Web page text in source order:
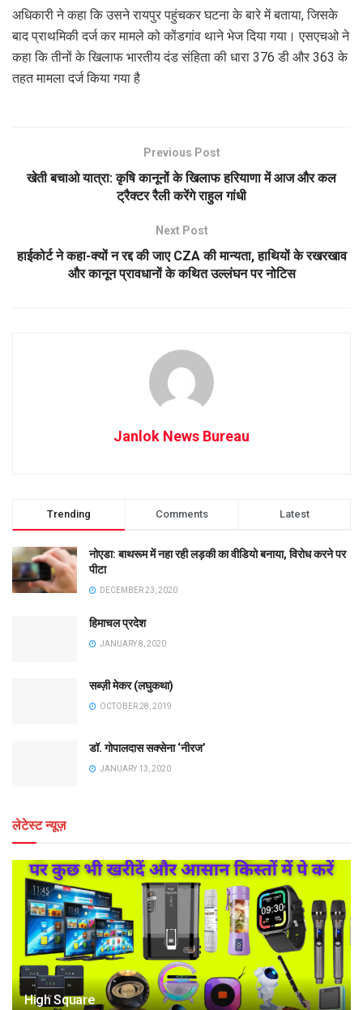
अधिकारी ने कहा कि उसने रायपुर पहुंचकर घटना के बारे में बताया, जिसके
बाद प्राथमिकी दर्ज कर मामले को कोंडगांव थाने भेज दिया गया। एसएचओ ने
कहा कि तीनों के खिलाफ भारतीय दंड संहिता की धारा 376 डी और 363 के
तहत मामला दर्ज किया गया है
Previous Post
खेती बचाओ यात्रा: कृषि कानूनों के खिलाफ हरियाणा में आज और कल
ट्रैक्टर रैली करेंगे राहुल गांधी
Next Post
हाईकोर्ट ने कहा-क्यों न रद्द की जाए CZA की मान्यता, हाथियों के रखरखाव
और कानून प्रावधानों के कथित उल्लंघन पर नोटिस
Janlok News Bureau
Trending Comments Latest
नोएडा: बाथरूम में नहा रही लड़की का वीडियो बनाया, विरोध करने पर
पीटा
DECEMBER 23, 2020
हिमाचल प्रदेश
JANUARY 8, 2020
सब्ज़ी मेकर (लघुकथा)
OCTOBER 28, 2019
डॉ. गोपालदास सक्सेना ‘नीरज’
JANUARY 13, 2020
लेटेस्ट न्यूज़
High Square